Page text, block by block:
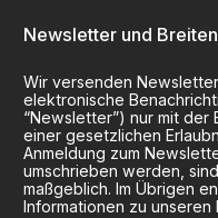
Newsletter und
Wir versenden
elektronische
“Newsletter”) nur mit der
einer gesetzlichen
Anmeldung zum
umschrieben werden,
maßgeblich. Im Übrigen
Informationen zu unseren